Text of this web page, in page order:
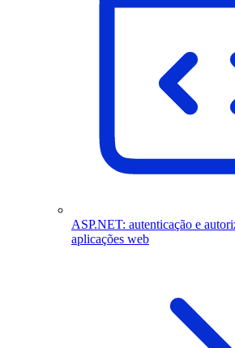
ASP.NET: autenticação e
aplicações web